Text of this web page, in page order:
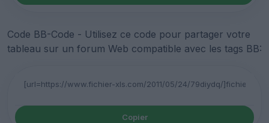
Code BB-Code - Utilisez ce code pour partager votre
tableau sur un forum Web compatible avec les tags BB:
Copier